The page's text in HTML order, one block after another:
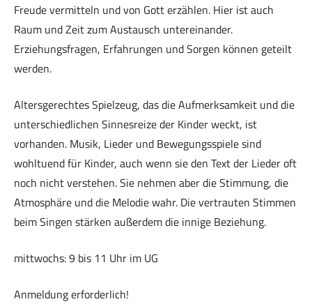
Freude vermitteln und von Gott erzählen. Hier ist auch
Raum und Zeit zum Austausch untereinander.
Erziehungsfragen, Erfahrungen und Sorgen können geteilt
werden.
Altersgerechtes Spielzeug, das die Aufmerksamkeit und die
unterschiedlichen Sinnesreize der Kinder weckt, ist
vorhanden. Musik, Lieder und Bewegungsspiele sind
wohltuend für Kinder, auch wenn sie den Text der Lieder oft
noch nicht verstehen. Sie nehmen aber die Stimmung, die
Atmosphäre und die Melodie wahr. Die vertrauten Stimmen
beim Singen stärken außerdem die innige Beziehung.
mittwochs: 9 bis 11 Uhr im UG
Anmeldung erforderlich!